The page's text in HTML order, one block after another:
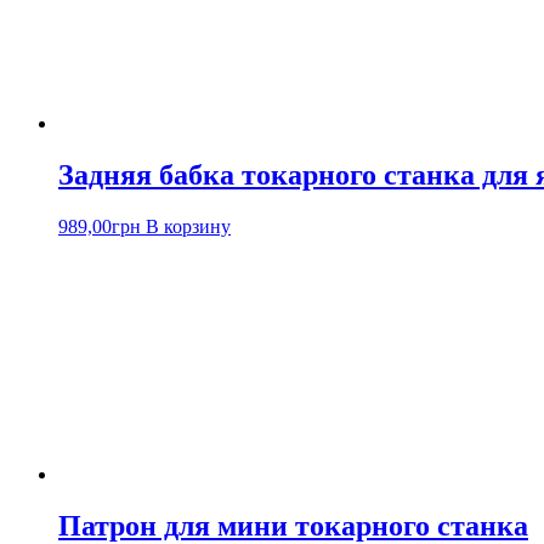
Задняя бабка токарного станка для
989,00грн В корзину
Патрон для мини токарного станка